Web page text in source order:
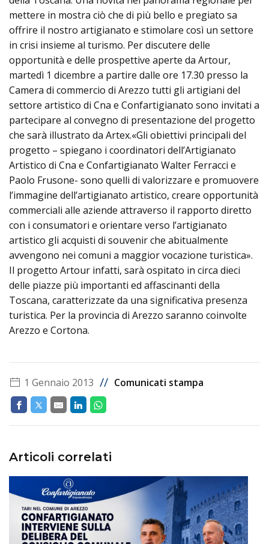
mettere in mostra ciò che di più bello e pregiato sa
offrire il nostro artigianato e stimolare così un settore
in crisi insieme al turismo. Per discutere delle
opportunità e delle prospettive aperte da Artour,
martedì 1 dicembre a partire dalle ore 17.30 presso la
Camera di commercio di Arezzo tutti gli artigiani del
settore artistico di Cna e Confartigianato sono invitati a
partecipare al convegno di presentazione del progetto
che sarà illustrato da Artex.«Gli obiettivi principali del
progetto – spiegano i coordinatori dell’Artigianato
Artistico di Cna e Confartigianato Walter Ferracci e
Paolo Frusone- sono quelli di valorizzare e promuovere
l’immagine dell’artigianato artistico, creare opportunità
commerciali alle aziende attraverso il rapporto diretto
con i consumatori e orientare verso l’artigianato
artistico gli acquisti di souvenir che abitualmente
avvengono nei comuni a maggior vocazione turistica».
Il progetto Artour infatti, sarà ospitato in circa dieci
delle piazze più importanti ed affascinanti della
Toscana, caratterizzate da una significativa presenza
turistica. Per la provincia di Arezzo saranno coinvolte
Arezzo e Cortona.
1 Gennaio 2013 // Comunicati stampa
Articoli correlati